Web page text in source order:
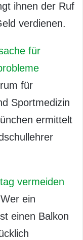
ihnen der Ruf
verdienen.
für
für
Sportmedizin
ermittelt
vermeiden
ein
einen Balkon